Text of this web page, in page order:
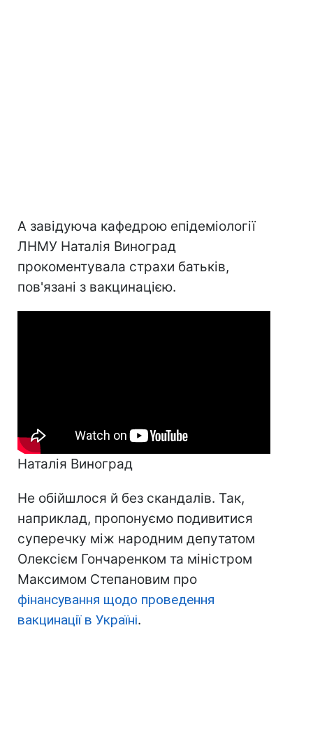
А завідуюча кафедрою епідеміології
ЛНМУ Наталія Виноград
прокоментувала страхи батьків,
пов'язані з вакцинацією.
Наталія Виноград
Не обійшлося й без скандалів. Так,
наприклад, пропонуємо подивитися
суперечку між народним депутатом
Олексієм Гончаренком та міністром
Максимом Степановим про
фінансування щодо проведення
вакцинації в Україні.